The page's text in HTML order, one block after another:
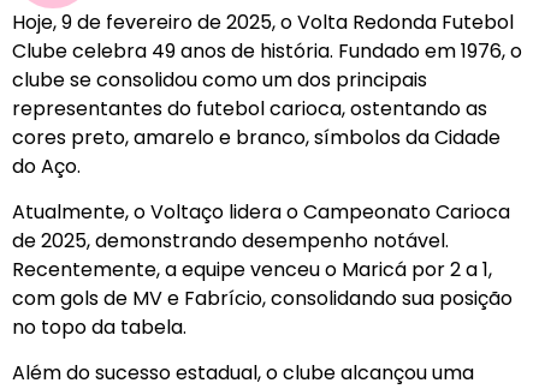
Hoje, 9 de fevereiro de 2025, o Volta Redonda Futebol
Clube celebra 49 anos de história. Fundado em 1976, o
clube se consolidou como um dos principais
representantes do futebol carioca, ostentando as
cores preto, amarelo e branco, símbolos da Cidade
do Aço.
Atualmente, o Voltaço lidera o Campeonato Carioca
de 2025, demonstrando desempenho notável.
Recentemente, a equipe venceu o Maricá por 2 a 1,
com gols de MV e Fabrício, consolidando sua posição
no topo da tabela.
Além do sucesso estadual, o clube alcançou uma